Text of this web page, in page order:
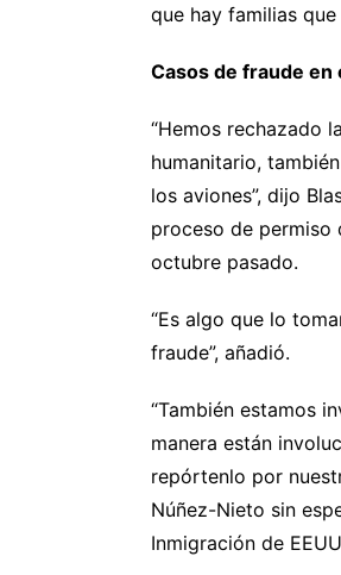
que hay familias
Casos de fraude
“Hemos rechazado
humanitario,
los aviones”, dijo
proceso de permiso
octubre pasado.
“Es algo que lo
fraude”, añadió.
“También estamos
manera están
repórtenlo por
Núñez-Nieto sin
Inmigración de